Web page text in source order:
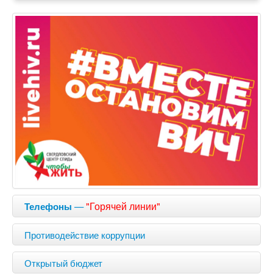
Телефоны —"Горячей линии"
Противодействие коррупции
Открытый бюджет